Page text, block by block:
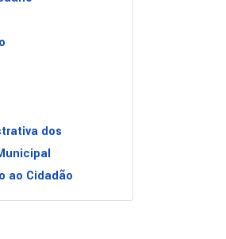
dos
ao Cidadão